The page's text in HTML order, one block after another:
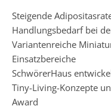
Steigende
Handlungsbedarf bei
Variantenreiche
Einsatzbereiche
SchwörerHaus
Tiny-Living-Konzepte
Award